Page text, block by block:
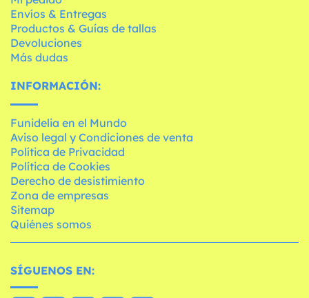
Envíos & Entregas
Productos & Guías de tallas
Devoluciones
Más dudas
INFORMACIÓN:
Funidelia en el Mundo
Aviso legal y Condiciones de venta
Política de Privacidad
Política de Cookies
Derecho de desistimiento
Zona de empresas
Sitemap
Quiénes somos
SÍGUENOS EN: